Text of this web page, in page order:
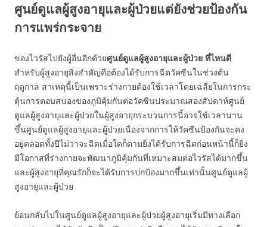
ศูนย์ดูแลผู้สูงอายุและผู้ป่วยแต่ยังช่วยป้องกัน
การแพร่กระจาย
ของไวรัสไปยังผู้อื่นอีกด้วยศูนย์ดูแลผู้สูงอายุและผู้ป่วย ที่ไหนดี
สำหรับผู้สูงอายุสิ่งสำคัญคือต้องได้รับการฉีดวัคซีนในช่วงต้น
ฤดูกาล สาเหตุนี้เป็นเพราะร่างกายต้องใช้เวลาโดยเฉลี่ยในการกระ
ตุ้นการตอบสนองของภูมิคุ้มกันต่อวัคซีนประมาณสองสัปดาห์ศูนย์
ดูแลผู้สูงอายุและผู้ป่วยในผู้สูงอายุกระบวนการนี้อาจใช้เวลานาน
ขึ้นศูนย์ดูแลผู้สูงอายุและผู้ป่วยเนื่องจากการให้วัคซีนป้องกันจะคง
อยู่ตลอดทั้งปีไม่ว่าจะฉีดเมื่อใดก็ตามยิ่งได้รับการฉีดก่อนหน้านี้ก็ยิ่ง
มีโอกาสที่ร่างกายจะพัฒนาภูมิคุ้มกันที่เหมาะสมต่อไวรัสได้มากขึ้น
และผู้สูงอายุที่คุณรักก็จะได้รับการปกป้องมากขึ้นเท่านั้นศูนย์ดูแลผู้
สูงอายุและผู้ป่วย
ย้อนกลับไปในศูนย์ดูแลผู้สูงอายุและผู้ป่วยผู้สูงอายุเริ่มมีทางเลือก